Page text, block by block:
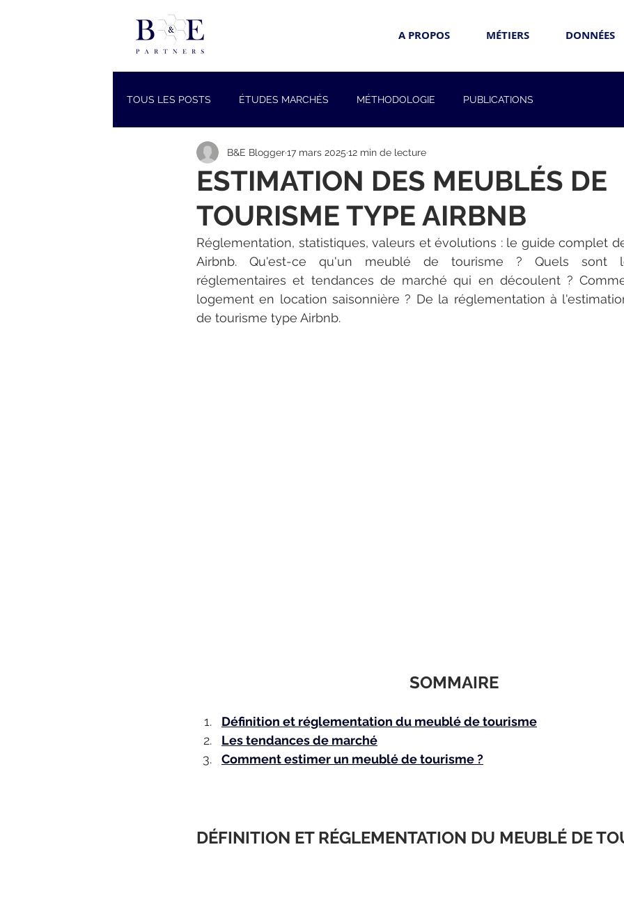
A PROPOS MÉTIERS DONNÉES
TOUS LES POSTS ÉTUDES MARCHÉS MÉTHODOLOGIE PUBLICATIONS
ESTIMATION DES MEUBLÉS DE
TOURISME TYPE AIRBNB
B&E Blogger17 mars 2025 12 min de lecture
Réglementation, statistiques, valeurs et évolutions : le guide complet
Airbnb. Qu'est-ce qu'un meublé de tourisme ? Quels sont
réglementaires et tendances de marché qui en découlent ?
logement en location saisonnière ? De la réglementation à
de tourisme type Airbnb.
SOMMAIRE
Définition et réglementation du meublé de tourisme
Les tendances de marché
Comment estimer un meublé de tourisme ?
DÉFINITION ET RÉGLEMENTATION DU MEUBLÉ DE